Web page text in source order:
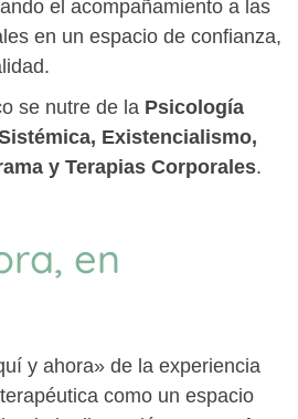
en un espacio de confianza,
Existencialismo,
y Terapias Corporales
en
como un espacio
la dimensióncorporal,